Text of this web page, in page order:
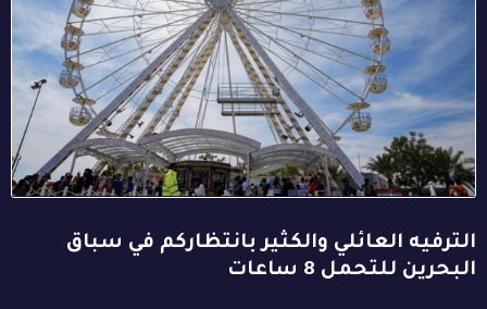
الترفيه العائلي والكثير بانتظاركم في سباق
البحرين للتحمل 8 ساعات